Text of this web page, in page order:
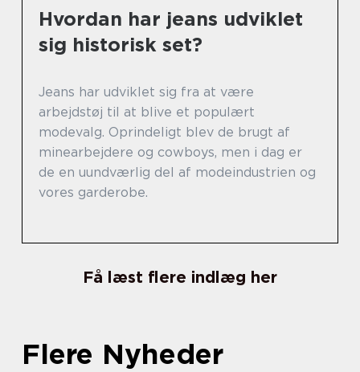
Hvordan har jeans udviklet
sig historisk set?
Jeans har udviklet sig fra at være
arbejdstøj til at blive et populært
modevalg. Oprindeligt blev de brugt af
minearbejdere og cowboys, men i dag er
de en uundværlig del af modeindustrien og
vores garderobe.
Få læst flere indlæg her
Flere Nyheder